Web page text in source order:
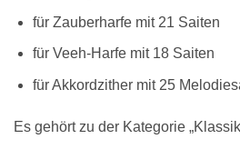
für Zauberharfe mit 21 Saiten
für Veeh-Harfe mit 18 Saiten
für Akkordzither mit 25
Es gehört zu der Kategorie